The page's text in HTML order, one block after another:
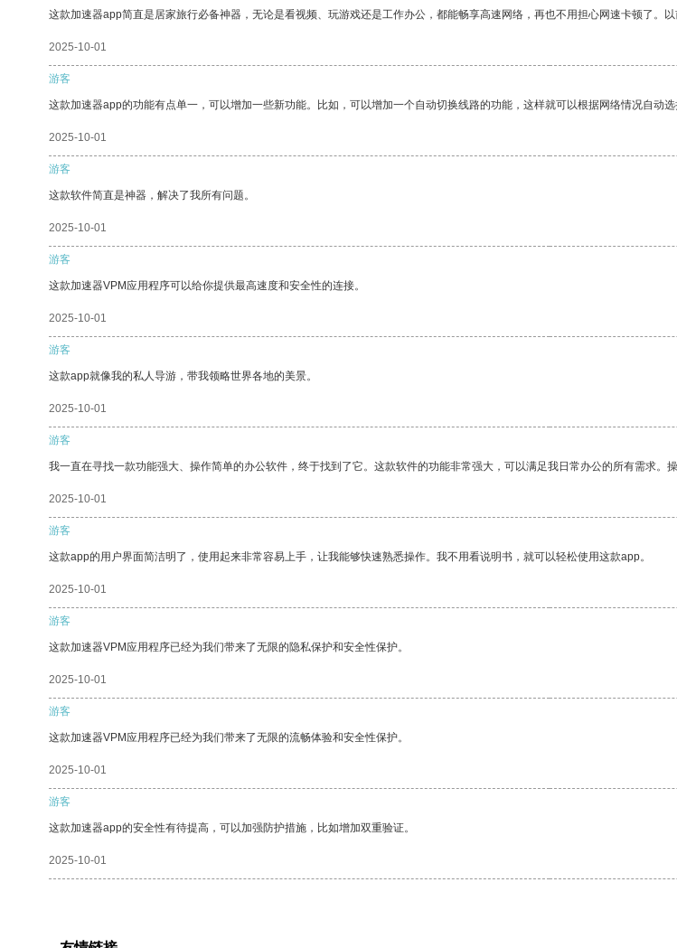
这款加速器app简直是居家旅行必备神器，无论是看视频、玩游戏还是工作办公，都能畅享高速网络，再也不用担心网速卡顿了。
2025-10-01
游客
这款加速器app的功能有点单一，可以增加一些新功能。比如，可以增加一个自动切换线路的功能，这样就可以根据网络情况自动选
2025-10-01
游客
这款软件简直是神器，解决了我所有问题。
2025-10-01
游客
这款加速器VPM应用程序可以给你提供最高速度和安全性的连接。
2025-10-01
游客
这款app就像我的私人导游，带我领略世界各地的美景。
2025-10-01
游客
我一直在寻找一款功能强大、操作简单的办公软件，终于找到了它。这款软件的功能非常强大，可以满足我日常办公的所有需求。
2025-10-01
游客
这款app的用户界面简洁明了，使用起来非常容易上手，让我能够快速熟悉操作。我不用看说明书，就可以轻松使用这款app。
2025-10-01
游客
这款加速器VPM应用程序已经为我们带来了无限的隐私保护和安全性保护。
2025-10-01
游客
这款加速器VPM应用程序已经为我们带来了无限的流畅体验和安全性保护。
2025-10-01
游客
这款加速器app的安全性有待提高，可以加强防护措施，比如增加双重验证。
2025-10-01